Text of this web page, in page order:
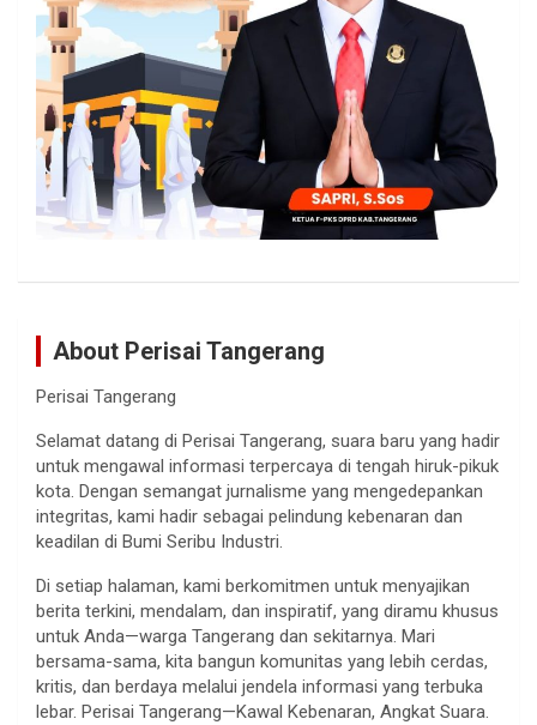
About Perisai Tangerang
Perisai Tangerang
Selamat datang di Perisai Tangerang, suara baru yang hadir
untuk mengawal informasi terpercaya di tengah hiruk-pikuk
kota. Dengan semangat jurnalisme yang mengedepankan
integritas, kami hadir sebagai pelindung kebenaran dan
keadilan di Bumi Seribu Industri.
Di setiap halaman, kami berkomitmen untuk menyajikan
berita terkini, mendalam, dan inspiratif, yang diramu khusus
untuk Anda—warga Tangerang dan sekitarnya. Mari
bersama-sama, kita bangun komunitas yang lebih cerdas,
kritis, dan berdaya melalui jendela informasi yang terbuka
lebar. Perisai Tangerang—Kawal Kebenaran, Angkat Suara.